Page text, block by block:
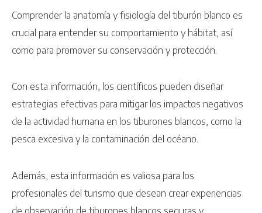
Comprender la anatomía y fisiología del tiburón blanco es
crucial para entender su comportamiento y hábitat, así
como para promover su conservación y protección.
Con esta información, los científicos pueden diseñar
estrategias efectivas para mitigar los impactos negativos
de la actividad humana en los tiburones blancos, como la
pesca excesiva y la contaminación del océano.
Además, esta información es valiosa para los
profesionales del turismo que desean crear experiencias
de observación de tiburones blancos seguras y